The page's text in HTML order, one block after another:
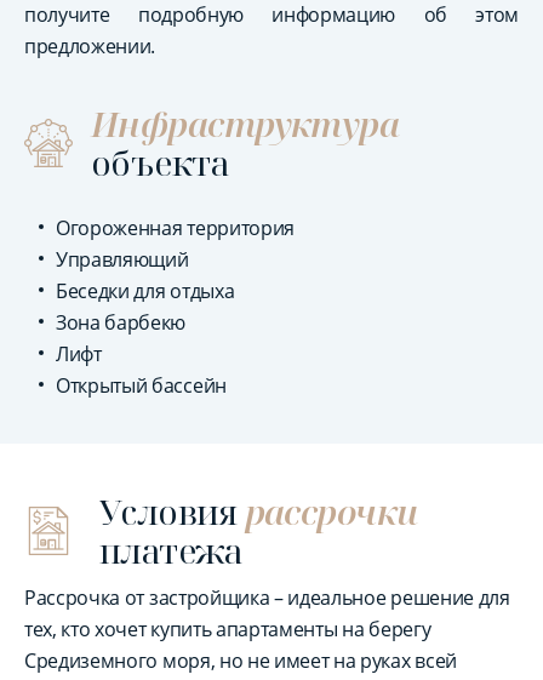
получите подробную информацию об этом
предложении.
Инфраструктура
объекта
Огороженная территория
Управляющий
Беседки для отдыха
Зона барбекю
Лифт
Открытый бассейн
Условиярассрочки
платежа
Рассрочка от застройщика – идеальное решение для
тех, кто хочет купить апартаменты на берегу
Средиземного моря, но не имеет на руках всей